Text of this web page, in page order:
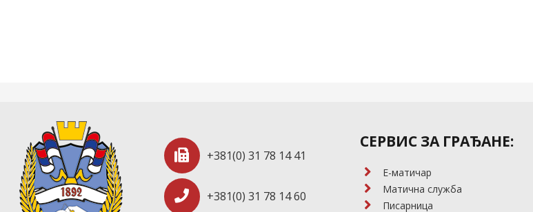
+381(0) 31 78 14 41
+381(0) 31 78 14 60
СЕРВИС ЗА ГРАЂАНЕ:
E-матичар
Матична служба
Писарница